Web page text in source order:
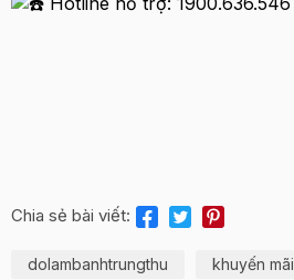
Chia sẻ bài viết:
dolambanhtrungthu khuyến mãi